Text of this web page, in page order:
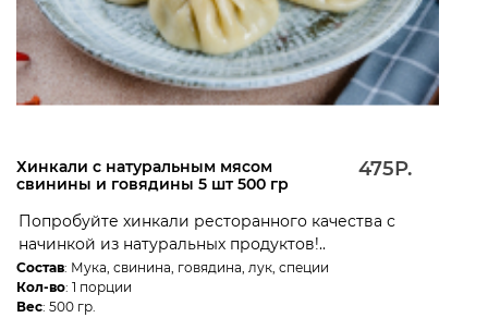
Хинкали с натуральным мясом
свинины и говядины 5 шт 500 гр
475Р.
Попробуйте хинкали ресторанного качества с
начинкой из натуральных продуктов!..
Состав: Мука, свинина, говядина, лук, специи
Кол-во: 1 порции
Вес: 500 гр.